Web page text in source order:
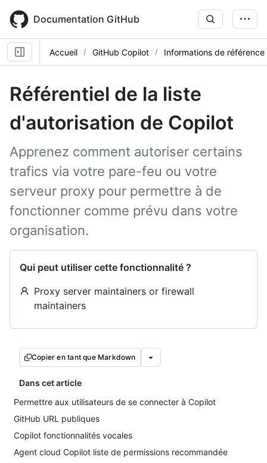
main
content
Documentation GitHub
Accueil GitHub Copilot Informations de référence
Référentiel de la liste
d'autorisation de Copilot
Apprenez comment autoriser certains
trafics via votre pare-feu ou votre
serveur proxy pour permettre à de
fonctionner comme prévu dans votre
organisation.
Qui peut utiliser cette fonctionnalité ?
Proxy server maintainers or firewall
maintainers
Copier en tant que Markdown
Dans cet article
Permettre aux utilisateurs de se connecter à Copilot
GitHub URL publiques
Copilot fonctionnalités vocales
Agent cloud Copilot liste de permissions recommandée